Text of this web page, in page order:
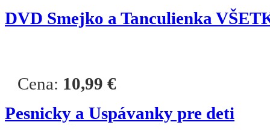
DVD Smejko a Tanculienka
Cena: 10,99 €
Pesnicky a Uspávanky pre deti